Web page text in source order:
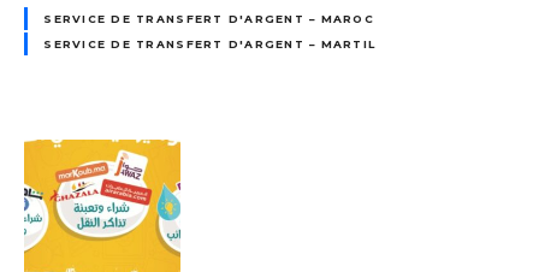
SERVICE DE TRANSFERT D'ARGENT – MAROC
SERVICE DE TRANSFERT D'ARGENT – MARTIL